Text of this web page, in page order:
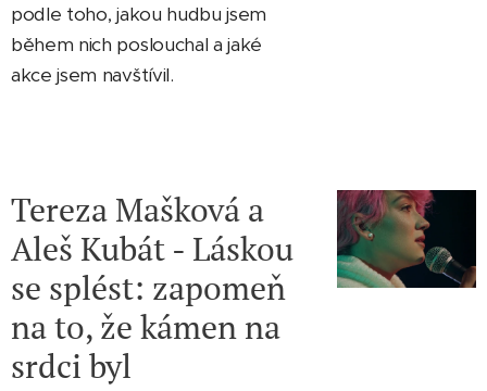
podle toho, jakou hudbu jsem
během nich poslouchal a jaké
akce jsem navštívil.
Tereza Mašková a
Aleš Kubát - Láskou
se splést: zapomeň
na to, že kámen na
srdci byl